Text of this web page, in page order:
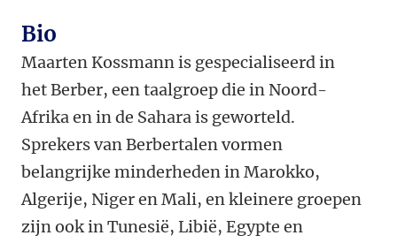
Bio
Maarten Kossmann is gespecialiseerd in
het Berber, een taalgroep die in Noord-
Afrika en in de Sahara is geworteld.
Sprekers van Berbertalen vormen
belangrijke minderheden in Marokko,
Algerije, Niger en Mali, en kleinere groepen
zijn ook in Tunesië, Libië, Egypte en